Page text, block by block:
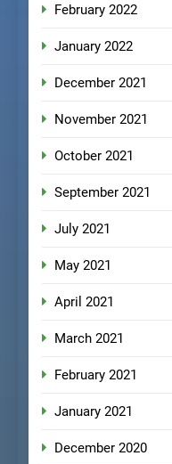
February 2022
January 2022
December 2021
November 2021
October 2021
September 2021
July 2021
May 2021
April 2021
March 2021
February 2021
January 2021
December 2020